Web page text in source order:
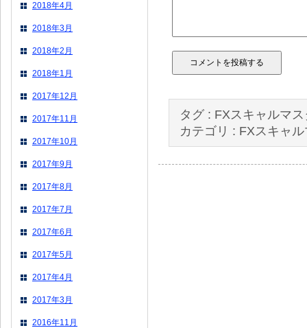
タグ : FXスキャルマ
カテゴリ : FXスキャ
2018年4月
2018年3月
2018年2月
2018年1月
2017年12月
2017年11月
2017年10月
2017年9月
2017年8月
2017年7月
2017年6月
2017年5月
2017年4月
2017年3月
2016年11月